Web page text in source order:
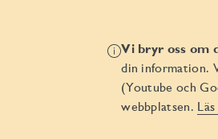
Vi bryr oss om
din information.
(Youtube och
webbplatsen.